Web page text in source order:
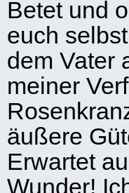
Betet und
euch
dem Vater
meiner
äußere
Erwartet
Wunder!